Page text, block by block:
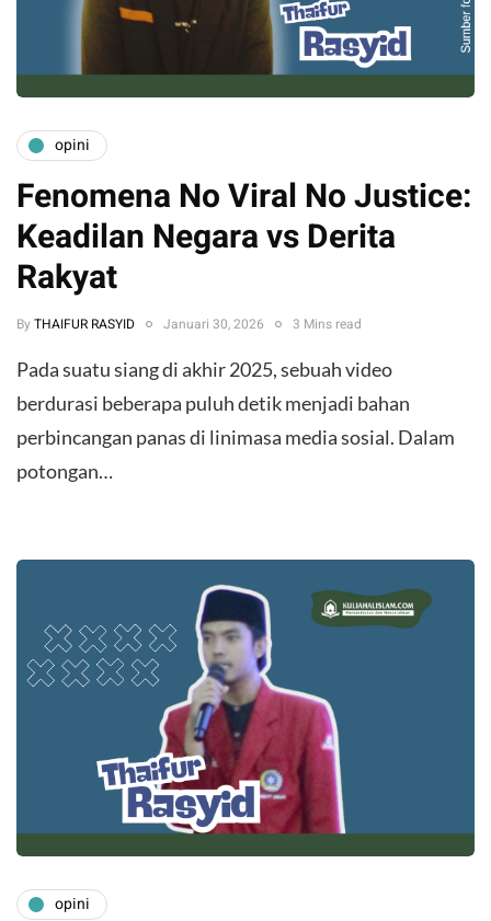
opini
Fenomena No Viral No Justice:
Keadilan Negara vs Derita
Rakyat
By THAIFUR RASYID Januari 30, 2026 3 Mins read
Pada suatu siang di akhir 2025, sebuah video
berdurasi beberapa puluh detik menjadi bahan
perbincangan panas di linimasa media sosial. Dalam
potongan…
opini